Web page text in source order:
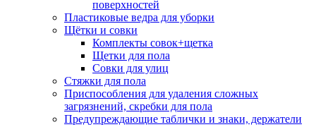
поверхностей
Пластиковые ведра для уборки
Щётки и совки
Комплекты совок+щетка
Щетки для пола
Совки для улиц
Стяжки для пола
Приспособления для удаления сложных
загрязнений, скребки для пола
Предупреждающие таблички и знаки, держатели